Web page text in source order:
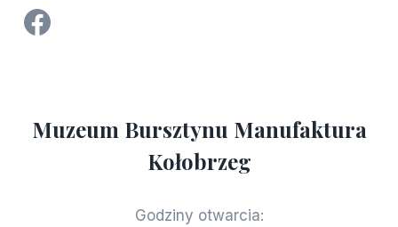
Strona Facebook Manufaktura Bursztynu - Muzeum Bursztynu w Kołobrzegu
Muzeum Bursztynu Manufaktura
Kołobrzeg
Godziny otwarcia: